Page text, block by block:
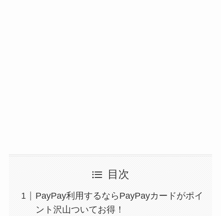
目次
PayPay利用するならPayPayカードがポイ
ント沢山ついてお得！